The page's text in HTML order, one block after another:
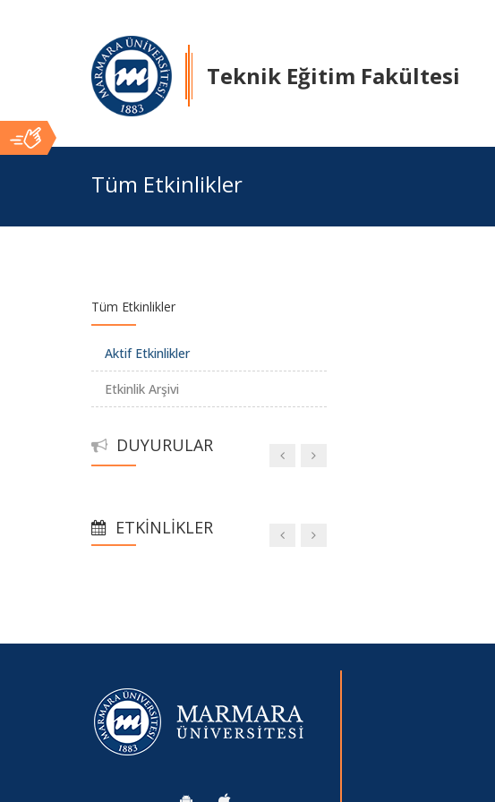
Teknik Eğitim Fakültesi
İçerik
Tüm Etkinlikler
Tüm Etkinlikler
Aktif Etkinlikler
Etkinlik Arşivi
DUYURULAR
ETKINLIKLER